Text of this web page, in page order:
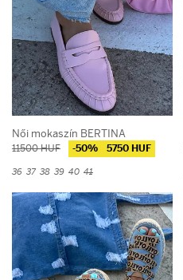
Női mokaszín BERTINA
11500 HUF -50% 5750 HUF
36 37 38 39 40 41